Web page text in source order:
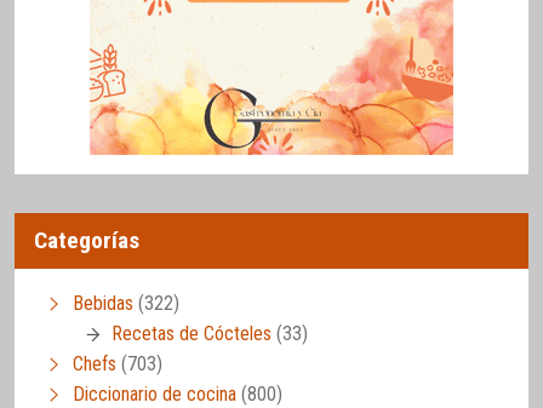
Categorías
Bebidas (322)
Recetas de Cócteles (33)
Chefs (703)
Diccionario de cocina (800)